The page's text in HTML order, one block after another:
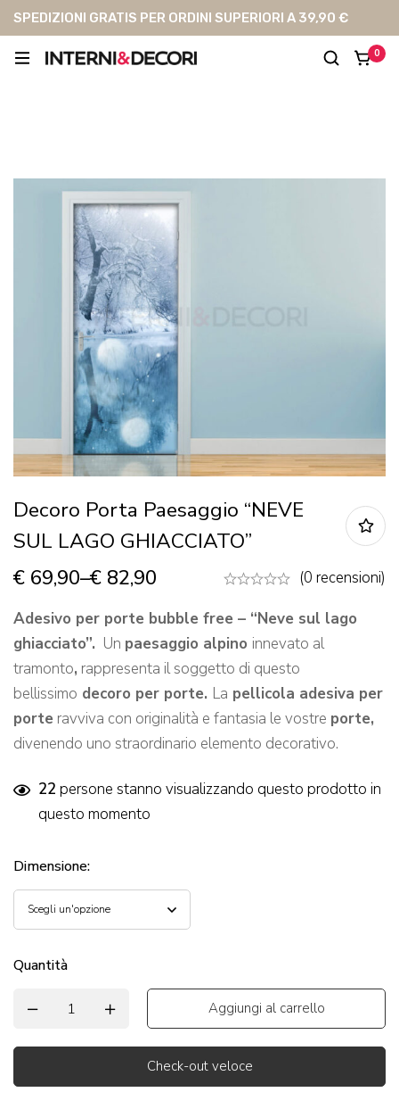
SPEDIZIONI GRATIS PER ORDINI SUPERIORI A 39,90 €
0
Decoro Porta Paesaggio “NEVE
SUL LAGO GHIACCIATO”
€ 69,90–€ 82,90
(0 recensioni)
Adesivo per porte bubble free – “Neve sul lago
ghiacciato”. Un paesaggio alpino innevato al
tramonto, rappresenta il soggetto di questo
bellissimo decoro per porte. La pellicola adesiva per
porte ravviva con originalità e fantasia le vostre porte,
divenendo uno straordinario elemento decorativo.
22 persone stanno visualizzando questo prodotto in
questo momento
Dimensione:
Quantità
Aggiungi al carrello
Check-out veloce